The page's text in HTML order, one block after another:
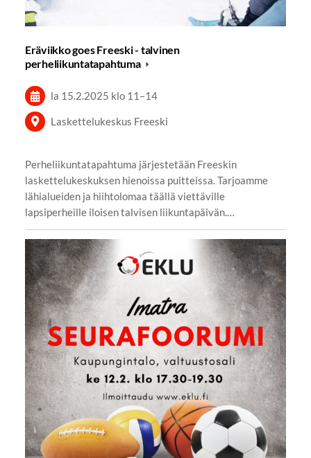
Eräviikko goes Freeski - talvinen
perheliikuntatapahtuma
la 15.2.2025 klo 11 –14
Laskettelukeskus Freeski
Perheliikuntatapahtuma järjestetään Freeskin
laskettelukeskuksen hienoissa puitteissa. Tarjoamme
lähialueiden ja hiihtolomaa täällä viettäville
lapsiperheille iloisen talvisen liikuntapäivän.…